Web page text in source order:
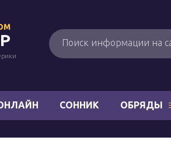
СОННИК ОБРЯДЫ